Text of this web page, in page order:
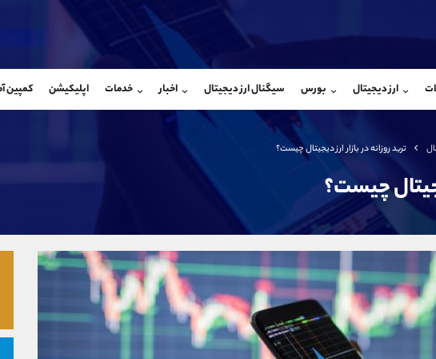
ارز دیجیتال بورس سیگنال ارز دیجیتال اخبار خدمات اپلیکیشن کمپین
ترید روزانه در بازار ارز دیجیتال چیست؟
چیست؟
شروع گفتگو
@Armteam_admin_33